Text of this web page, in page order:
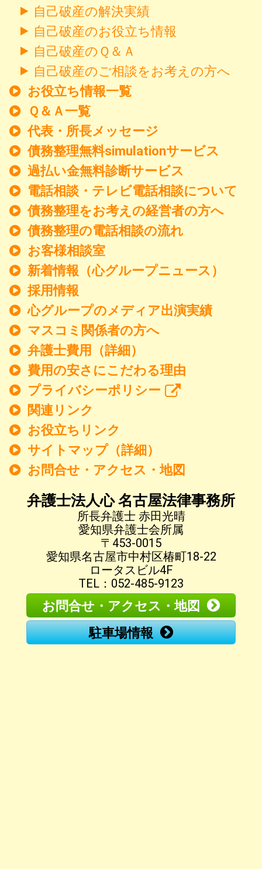
自己破産の解決実績
自己破産のお役立ち情報
自己破産のＱ＆Ａ
自己破産のご相談をお考えの方へ
お役立ち情報一覧
Ｑ＆Ａ一覧
代表・所長メッセージ
債務整理無料simulationサービス
過払い金無料診断サービス
電話相談・テレビ電話相談について
債務整理をお考えの経営者の方へ
債務整理の電話相談の流れ
お客様相談室
新着情報 （心グループニュース）
採用情報
心グループのメディア出演実績
マスコミ関係者の方へ
弁護士費用（詳細）
費用の安さにこだわる理由
プライバシーポリシー
関連リンク
お役立ちリンク
サイトマップ（詳細）
お問合せ・アクセス・地図
弁護士法人心 名古屋法律事務所
所長弁護士 赤田光晴
愛知県弁護士会所属
〒453-0015
愛知県名古屋市中村区椿町18-22
ロータスビル4F
TEL：052-485-9123
お問合せ・アクセス・地図
駐車場情報